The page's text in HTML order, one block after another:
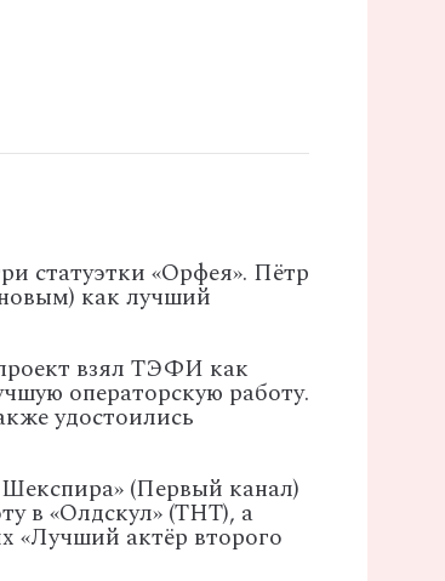
статуэтки «Орфея». Пётр
как лучший
взял ТЭФИ как
операторскую работу.
удостоились
Шекспира» (Первый канал)
в «Олдскул» (ТНТ), а
«Лучший актёр второго